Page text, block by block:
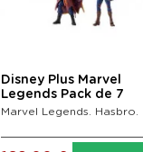
Disney Plus Marvel
Legends Pack de 7
Figuras 15 cm Wave 1...
Marvel Legends. Hasbro.